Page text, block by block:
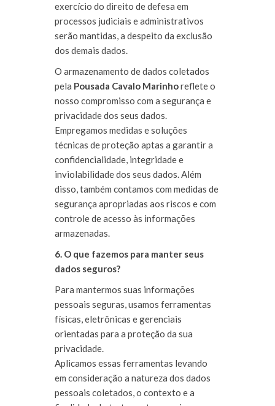
exercício do direito de defesa em
processos judiciais e administrativos
serão mantidas, a despeito da exclusão
dos demais dados.
O armazenamento de dados coletados
pela Pousada Cavalo Marinhoreflete o
nosso compromisso com a segurança e
privacidade dos seus dados.
Empregamos medidas e soluções
técnicas de proteção aptas a garantir a
confidencialidade, integridade e
inviolabilidade dos seus dados. Além
disso, também contamos com medidas de
segurança apropriadas aos riscos e com
controle de acesso às informações
armazenadas.
6. O que fazemos para manter seus
dados seguros?
Para mantermos suas informações
pessoais seguras, usamos ferramentas
físicas, eletrônicas e gerenciais
orientadas para a proteção da sua
privacidade.
Aplicamos essas ferramentas levando
em consideração a natureza dos dados
pessoais coletados, o contexto e a